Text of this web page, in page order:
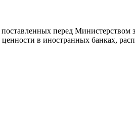
перед Министерством
в иностранных банках,